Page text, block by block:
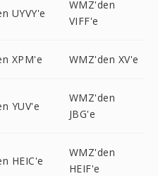
UYVY'e
WMZ'den
VIFF'e
XPM'e WMZ'den XV'e
YUV'e
WMZ'den
JBG'e
HEIC'e
WMZ'den
HEIF'e